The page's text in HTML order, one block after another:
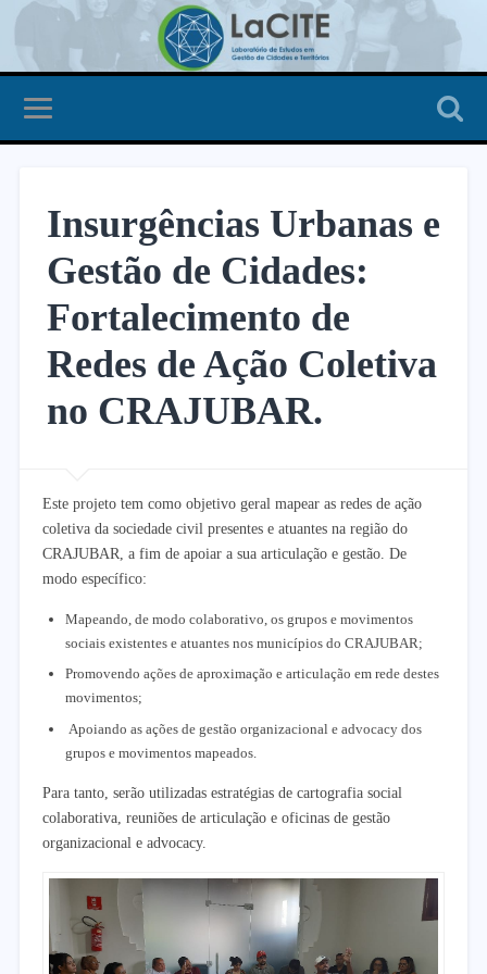
Insurgências Urbanas e
Gestão de Cidades:
Fortalecimento de
Redes de Ação Coletiva
no CRAJUBAR.
Este projeto tem como objetivo geral mapear as redes de ação
coletiva da sociedade civil presentes e atuantes na região do
CRAJUBAR, a fim de apoiar a sua articulação e gestão. De
modo específico:
Mapeando, de modo colaborativo, os grupos e movimentos
sociais existentes e atuantes nos municípios do CRAJUBAR;
Promovendo ações de aproximação e articulação em rede destes
movimentos;
Apoiando as ações de gestão organizacional e advocacy dos
grupos e movimentos mapeados.
Para tanto, serão utilizadas estratégias de cartografia social
colaborativa, reuniões de articulação e oficinas de gestão
organizacional e advocacy.